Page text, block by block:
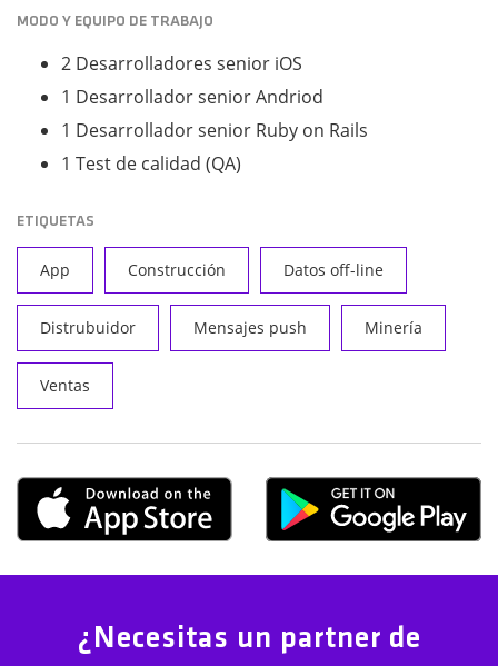
MODO Y EQUIPO DE TRABAJO
2 Desarrolladores senior iOS
1 Desarrollador senior Andriod
1 Desarrollador senior Ruby on Rails
1 Test de calidad (QA)
ETIQUETAS
App Construcción Datos off-line
Distrubuidor Mensajes push Minería
Ventas
¿Necesitas un partner de